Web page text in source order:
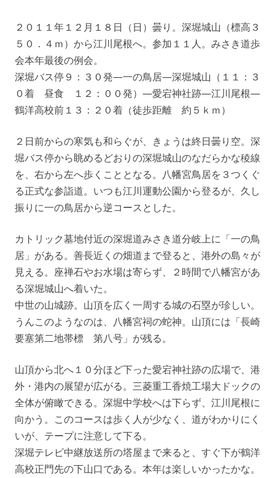
２０１１年１２月１８日（日）曇り。深堀城山（標高３
５０．４ｍ）から江川尾根へ。参加１１人。みさき道歩
会本年最後の例会。
深堀バス停９：３０発—一の鳥居—深堀城山（１１：３
０着 昼食 １２：００発）—愛宕神社跡—江川尾根—
鶴洋高校前１３：２０着（徒歩距離 約５ｋｍ）
２日前からの寒気も和らぐが、きょうは終日曇り空。深
堀バス停から眺めるどおりの深堀城山のなだらかな稜線
を、右から左へ歩くこととなる。八幡宮鳥居を３つくぐ
る正式な参詣道。いつも江川運動公園から登るが、久し
振りに一の鳥居から逆コースとした。
カトリック墓地付近の深堀道みさき道分岐上に「一の鳥
居」がある。善長近くの畑道まで登ると、港外の島々が
見える。座禅石やお水場は寄らず、２時間で八幡宮があ
る深堀城山へ着いた。
中世の山城跡。山頂を広く一周する城の石塁が珍しい。
うんこのようなのは、八幡宮祠の蛇神。山頂には「長崎
要塞第二地帯標 第八号」が残る。
山頂から北へ１０分ほど下った愛宕神社跡の広場で、港
外・港内の展望が広がる。三菱重工香焼工場大ドックの
全体が俯瞰できる。深堀中学校へは下らず、江川尾根に
向かう。このコースは歩く人が少なく、道がわかりにく
いが、テープに注意して下る。
深堀テレビ中継放送所の塔屋まで来ると、すぐ下が鶴洋
高校正門先の下山口である。本年は楽しいかったかな。